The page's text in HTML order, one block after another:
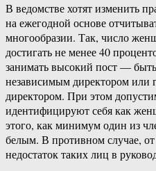
В ведомстве хотят изменить
на ежегодной основе
многообразии. Так, число
достигать не менее 40
занимать высокий пост —
независимым директором
директором. При этом
идентифицируют себя как
этого, как минимум один из
белым. В противном случае,
недостаток таких лиц в